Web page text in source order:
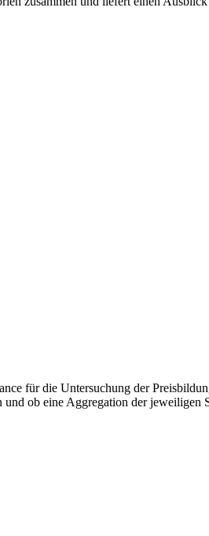
für die Untersuchung der
ob eine Aggregation der jeweiligen